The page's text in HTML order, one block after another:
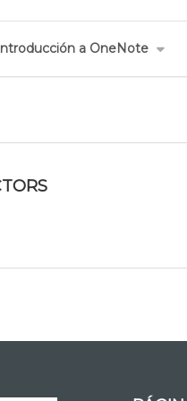
a OneNote